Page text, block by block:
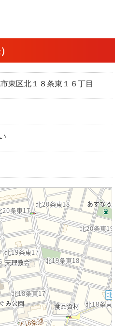
東区北１８条東１６丁目
い